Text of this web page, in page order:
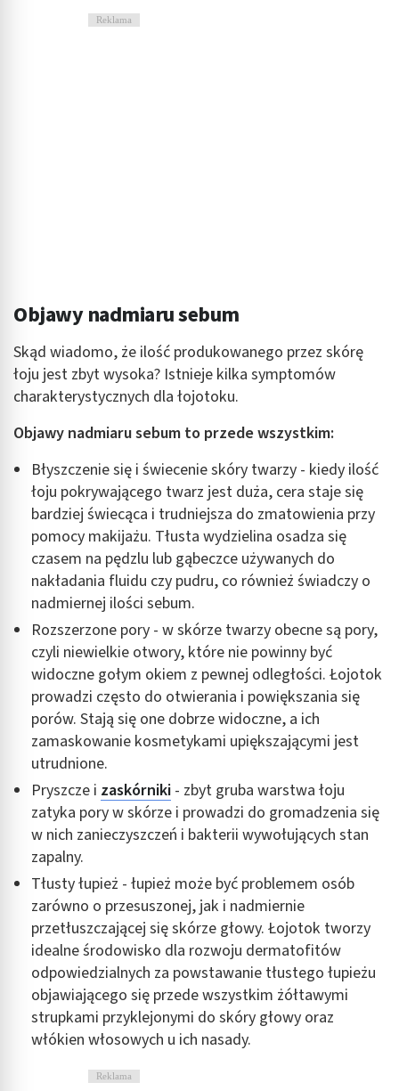
Reklama
Objawy nadmiaru sebum
Skąd wiadomo, że ilość produkowanego przez skórę
łoju jest zbyt wysoka? Istnieje kilka symptomów
charakterystycznych dla łojotoku.
Objawy nadmiaru sebum to przede wszystkim:
Błyszczenie się i świecenie skóry twarzy - kiedy ilość
łoju pokrywającego twarz jest duża, cera staje się
bardziej świecąca i trudniejsza do zmatowienia przy
pomocy makijażu. Tłusta wydzielina osadza się
czasem na pędzlu lub gąbeczce używanych do
nakładania fluidu czy pudru, co również świadczy o
nadmiernej ilości sebum.
Rozszerzone pory - w skórze twarzy obecne są pory,
czyli niewielkie otwory, które nie powinny być
widoczne gołym okiem z pewnej odległości. Łojotok
prowadzi często do otwierania i powiększania się
porów. Stają się one dobrze widoczne, a ich
zamaskowanie kosmetykami upiększającymi jest
utrudnione.
Pryszcze i zaskórniki - zbyt gruba warstwa łoju
zatyka pory w skórze i prowadzi do gromadzenia się
w nich zanieczyszczeń i bakterii wywołujących stan
zapalny.
Tłusty łupież - łupież może być problemem osób
zarówno o przesuszonej, jak i nadmiernie
przetłuszczającej się skórze głowy. Łojotok tworzy
idealne środowisko dla rozwoju dermatofitów
odpowiedzialnych za powstawanie tłustego łupieżu
objawiającego się przede wszystkim żółtawymi
strupkami przyklejonymi do skóry głowy oraz
włókien włosowych u ich nasady.
Reklama